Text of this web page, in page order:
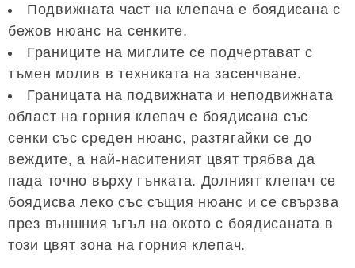
Подвижната част на клепача е боядисана с
бежов нюанс на сенките.
Границите на миглите се подчертават с
тъмен молив в техниката на засенчване.
Границата на подвижната и неподвижната
област на горния клепач е боядисана със
сенки със среден нюанс, разтягайки се до
веждите, а най-наситеният цвят трябва да
пада точно върху гънката. Долният клепач се
боядисва леко със същия нюанс и се свързва
през външния ъгъл на окото с боядисаната в
този цвят зона на горния клепач.